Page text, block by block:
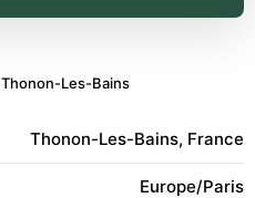
Thonon-Les-Bains
Thonon-Les-Bains, France
Europe/Paris